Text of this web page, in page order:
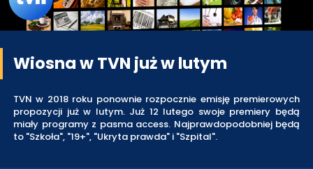
Wiosna w TVN już w lutym
TVN w 2018 roku ponownie rozpocznie emisję premierowych
propozycji już w lutym. Już 12 lutego swoje premiery będą
miały programy z pasma access. Najprawdopodobniej będą
to "Szkoła", "19+", "Ukryta prawda" i "Szpital".